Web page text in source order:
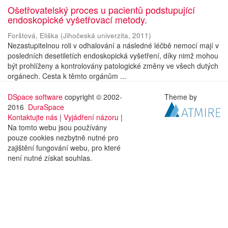
Ošetřovatelský proces u pacientů podstupující
endoskopické vyšetřovací metody.
Forštová, Eliška (Jihočeská univerzita, 2011)
Nezastupitelnou roli v odhalování a následné léčbě nemocí mají v
posledních desetiletích endoskopická vyšetření, díky nimž mohou
být prohlíženy a kontrolovány patologické změny ve všech dutých
orgánech. Cesta k těmto orgánům ...
DSpace software copyright © 2002-
2016 DuraSpace
Kontaktujte nás | Vyjádření názoru |
Na tomto webu jsou používány
pouze cookies nezbytně nutné pro
zajištění fungování webu, pro které
není nutné získat souhlas.
Theme by